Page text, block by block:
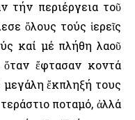
τήν περιέργεια τοῦ
ὅλους τούς ἱερεῖς
καί μέ πλήθη λαοῦ
ἔφτασαν κοντά
μεγάλη ἔκπληξή τους
ποταμό, ἀλλά